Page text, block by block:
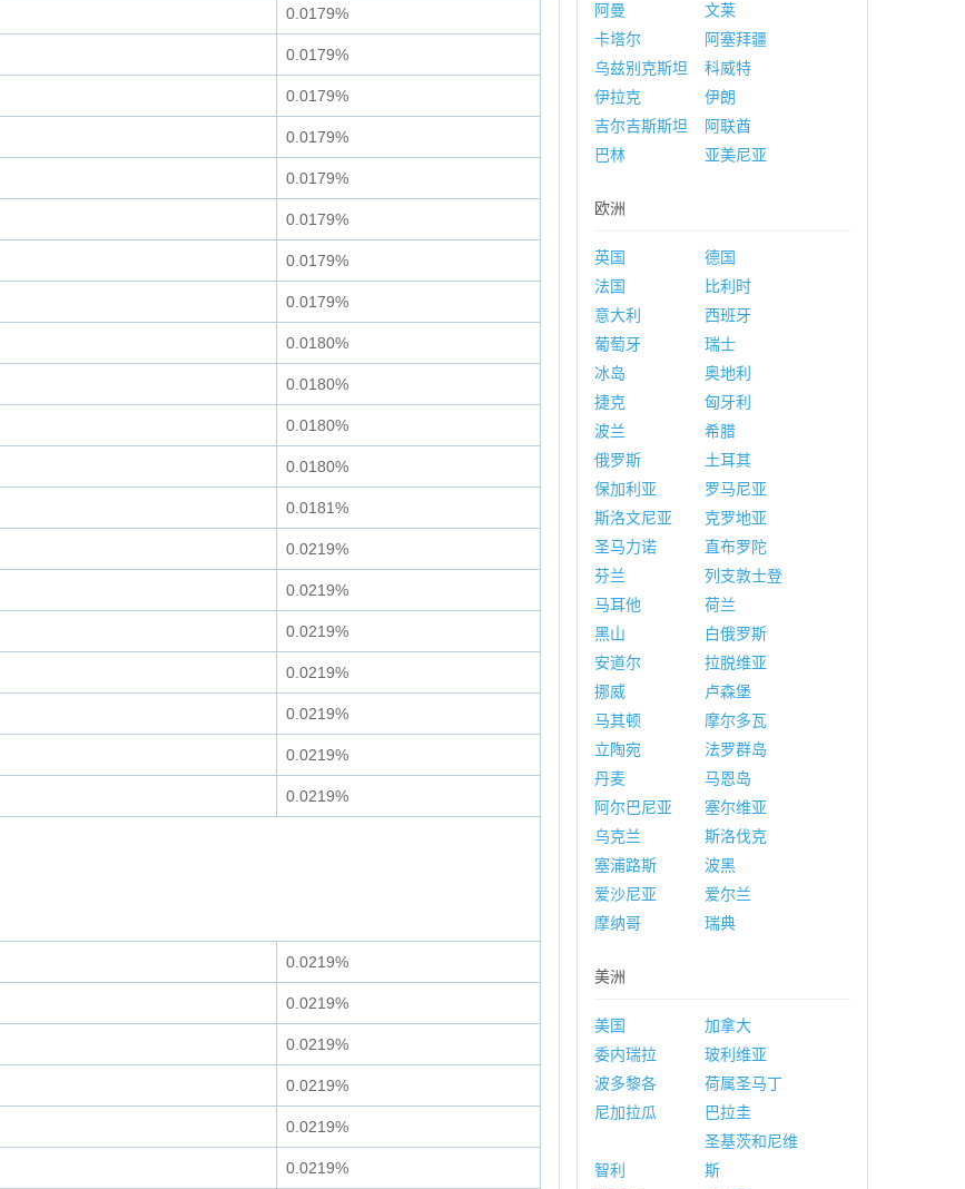
0.0179%
0.0179%
0.0179%
0.0179%
0.0179%
0.0179%
0.0179%
0.0179%
0.0180%
0.0180%
0.0180%
0.0180%
0.0181%
0.0219%
0.0219%
0.0219%
0.0219%
0.0219%
0.0219%
0.0219%
0.0219%
0.0219%
0.0219%
0.0219%
0.0219%
0.0219%
阿曼
文莱
卡塔尔
阿塞拜疆
乌兹别克斯坦
科威特
伊拉克
伊朗
吉尔吉斯斯坦
阿联酋
巴林
亚美尼亚
欧洲
英国
德国
法国
比利时
意大利
西班牙
葡萄牙
瑞士
冰岛
奥地利
捷克
匈牙利
波兰
希腊
俄罗斯
土耳其
保加利亚
罗马尼亚
斯洛文尼亚
克罗地亚
圣马力诺
直布罗陀
芬兰
列支敦士登
马耳他
荷兰
黑山
白俄罗斯
安道尔
拉脱维亚
挪威
卢森堡
马其顿
摩尔多瓦
立陶宛
法罗群岛
丹麦
马恩岛
阿尔巴尼亚
塞尔维亚
乌克兰
斯洛伐克
塞浦路斯
波黑
爱沙尼亚
爱尔兰
摩纳哥
瑞典
美洲
美国
加拿大
委内瑞拉
玻利维亚
波多黎各
荷属圣马丁
尼加拉瓜
巴拉圭
智利
圣基茨和尼维
斯